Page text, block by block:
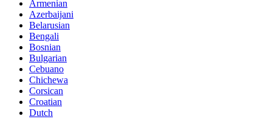
Armenian
Azerbaijani
Belarusian
Bengali
Bosnian
Bulgarian
Cebuano
Chichewa
Corsican
Croatian
Dutch